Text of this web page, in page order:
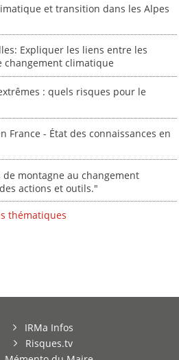
et transition dans les Alpes
Expliquer les liens entre les
changement climatique
: quels risques pour le
France - État des connaissances en
montagne au changement
actions et outils."
thématiques
IRMa Infos
Risques.tv